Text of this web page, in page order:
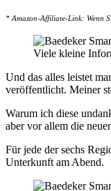
* Amazon-Affiliate-Link: Wenn
Viele kleine
Und das alles leistet
veröffentlicht. Meiner
Warum ich diese
aber vor allem die
Für jede der sechs
Unterkunft am Abend.